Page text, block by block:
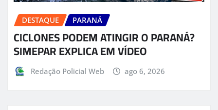
DESTAQUE PARANÁ
CICLONES PODEM ATINGIR O PARANÁ?
SIMEPAR EXPLICA EM VÍDEO
Redação Policial Web ago 6, 2026